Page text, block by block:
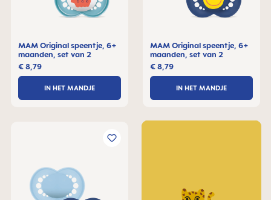
MAM Original speentje, 6+
maanden, set van 2
€ 8,79
IN HET MANDJE
MAM Original speentje, 6+
maanden, set van 2
€ 8,79
IN HET MANDJE